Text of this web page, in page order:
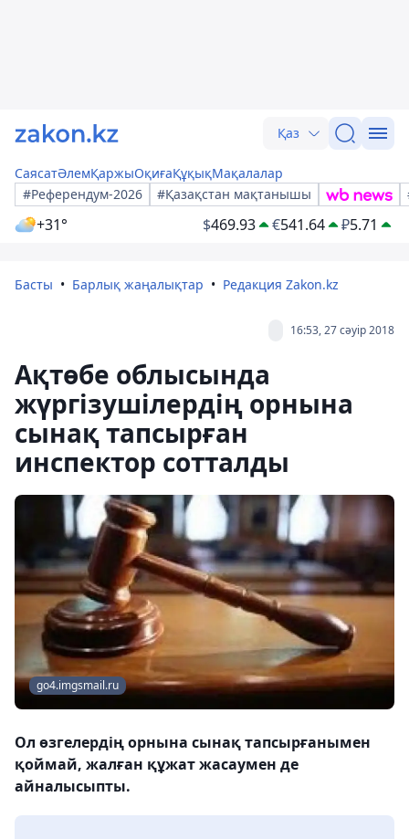
Қаз
СаясатӘлемҚаржыОқиғаҚұқықМақалалар
#Референдум-2026
#Қазақстан мақтанышы
+31° $469.93 €541.64 ₽5.71
Басты Барлық жаңалықтар Редакция Zakon.kz
16:53, 27 сәуір 2018
Ақтөбе облысында
жүргізушілердің орнына
сынақ тапсырған
инспектор сотталды
go4.imgsmail.ru
Ол өзгелердің орнына сынақ тапсырғанымен
қоймай, жалған құжат жасаумен де
айналысыпты.